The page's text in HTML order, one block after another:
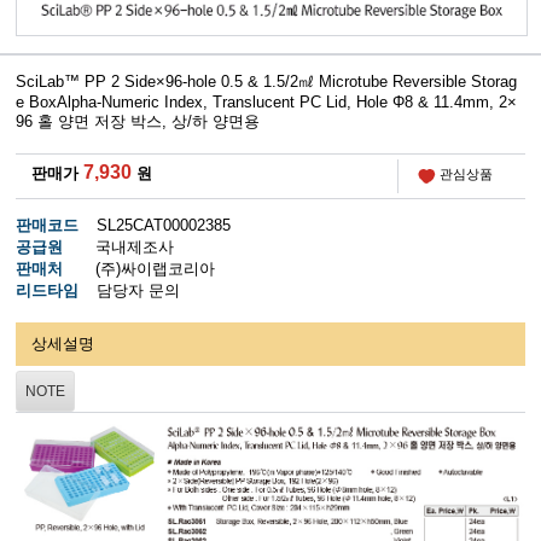
SciLab™ PP 2 Side×96-hole 0.5 & 1.5/2㎖ Microtube Reversible Storag
e BoxAlpha-Numeric Index, Translucent PC Lid, Hole Φ8 & 11.4mm, 2×
96 홀 양면 저장 박스, 상/하 양면용
판매가 7,930 원 관심상품
판매코드
SL25CAT00002385
공급원
국내제조사
판매처
(주)싸이랩코리아
리드타임
담당자 문의
상세설명
NOTE